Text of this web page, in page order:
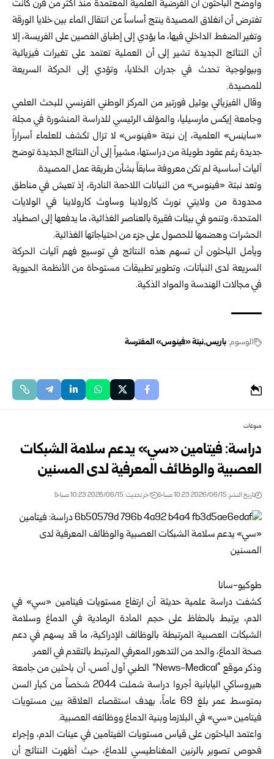
وأوضح الباحثون أن الفرضية العلمية المعتمدة منذ أكثر من قرن كانت
تفترض أن انغلاق المصيدة ينتج أساساً عن انتقال الماء بين خلايا الورقة
وتغير الضغط الداخلي فيها، ما يؤدي إلى إطباق الفصين على الفريسة، إلا
أن النتائج الجديدة تشير إلى أن العملية تعتمد على تغيرات فيزيائية
وبيولوجية تحدث في جدران الخلايا، وتؤدي إلى الحركة السريعة
للمصيدة.
وقال الفيزيائي يوئيل فورتير من المركز الوطني الفرنسي للبحث العلمي
وجامعة إيكس مارسيليا، والمؤلف الرئيسي للدراسة المنشورة في مجلة
«ساينس» العلمية، إن نبتة «فينوس» لا تزال تكشف للعلماء أسراراً
جديدة رغم عقود طويلة من دراستها، مشيراً إلى أن النتائج الجديدة توضح
آليات أساسية لم تكن معروفة سابقاً بشأن طريقة عمل المصيدة.
وتعد نبتة «فينوس» من النباتات اللاحمة النادرة، إذ تعيش في مناطق
محدودة من ولايتي نورث كارولاينا وساوث كارولاينا في الولايات
المتحدة، وتنمو في بيئات فقيرة بالعناصر الغذائية، ما يدفعها إلى اصطياد
الحشرات وهضمها للحصول على جزء من احتياجاتها الغذائية.
ويأمل الباحثون أن تسهم هذه النتائج في توسيع فهم آليات الحركة
السريعة لدى النباتات، وتطوير تطبيقات مستوحاة من الأنظمة الحيوية
في مجالات الهندسة والمواد الذكية.
الوسوم:باريس نبتة «فينوس» المفترسة
منوعات
دراسة: فيتامين «سي» يدعم سلامة الشبكات
العصبية والوظائف المعرفية لدى المسنين
تاريخ النشر: 2026/06/15 10:23 صباحًا اخر تحديث: 2026/06/15 10:23 صباحًا
طوكيو-سانا
كشفت دراسة علمية حديثة أن ارتفاع مستويات فيتامين «سي» في
الدم، يرتبط بالحفاظ على حجم المادة الرمادية في الدماغ وسلامة
الشبكات العصبية المرتبطة بالوظائف الإدراكية، ما قد يسهم في دعم
صحة الدماغ، والحد من التدهور المعرفي المرتبط بالتقدم في العمر.
وذكر موقع “News-Medical” الطبي أول أمس، أن باحثين من جامعة
هيروساكي اليابانية أجروا دراسة شملت 2044 شخصاً من كبار السن
بمتوسط عمر بلغ 69 عاماً، بهدف استقصاء العلاقة بين مستويات
فيتامين «سي» في البلازما وبنية الدماغ ووظائفه العصبية.
واعتمد الباحثون على قياس مستويات الفيتامين في عينات الدم، وإجراء
فحوص تصوير بالرنين المغناطيسي للدماغ، حيث أظهرت النتائج أن